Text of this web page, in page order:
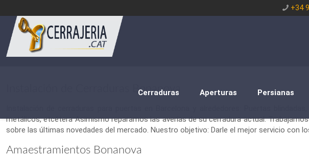
+34
Cerraduras Aperturas Persianas
Instalación de Cerraduras Bonanova
metálicos, etcétera Asimismo reparamos las averías de su cerradura actual.
sobre las últimas novedades del mercado. Nuestro objetivo: Darle el mejor servicio con
Amaestramientos Bonanova